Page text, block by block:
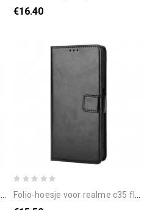
€16.40
folio-hoesje voor realme c35 flashy klassiek